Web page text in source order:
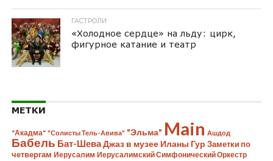
ГАСТРОЛИ
«Холодное сердце» на льду: цирк,
фигурное катание и театр
МЕТКИ
"Акадма" "Солисты Тель-Авива" "Эльма" Main Ашдод
Бабель Бат-ШеваДжаз в музее Иланы Гур Заметки по
четвергам Иерусалим Иерусалимский Симфонический Оркестр